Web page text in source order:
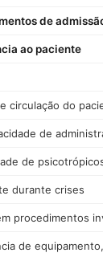
de
ao paciente
circulação do
de
de
durante crises
procedimentos
de